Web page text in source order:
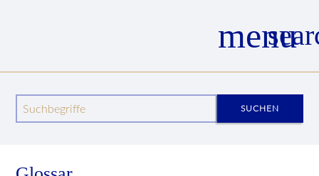
menu
Suchbegriffe SUCHEN
Wege zum Mittelalter
Wissenswertes
Glossar
Lohgerber